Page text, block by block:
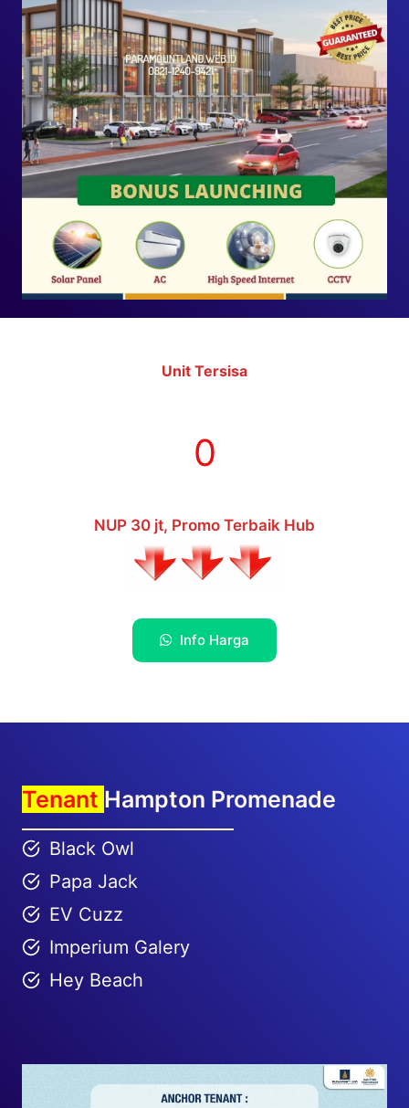
Unit Tersisa
0
NUP 30 jt, Promo Terbaik Hub
Info Harga
Tenant Hampton Promenade
Black Owl
Papa Jack
EV Cuzz
Imperium Galery
Hey Beach